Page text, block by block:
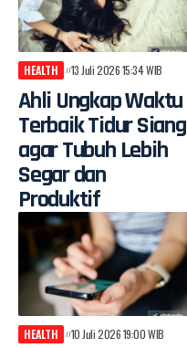
HEALTH 13 Juli 2026 15:34 WIB
Ahli Ungkap Waktu
Terbaik Tidur Siang
agar Tubuh Lebih
Segar dan
Produktif
HEALTH 10 Juli 2026 19:00 WIB